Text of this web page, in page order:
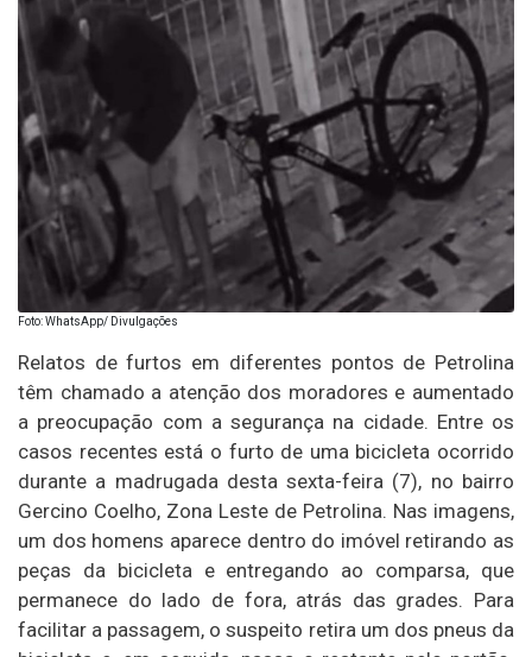
Foto: WhatsApp/ Divulgações
Relatos de furtos em diferentes pontos de Petrolina
têm chamado a atenção dos moradores e aumentado
a preocupação com a segurança na cidade. Entre os
casos recentes está o furto de uma bicicleta ocorrido
durante a madrugada desta sexta-feira (7), no bairro
Gercino Coelho, Zona Leste de Petrolina. Nas imagens,
um dos homens aparece dentro do imóvel retirando as
peças da bicicleta e entregando ao comparsa, que
permanece do lado de fora, atrás das grades. Para
facilitar a passagem, o suspeito retira um dos pneus da